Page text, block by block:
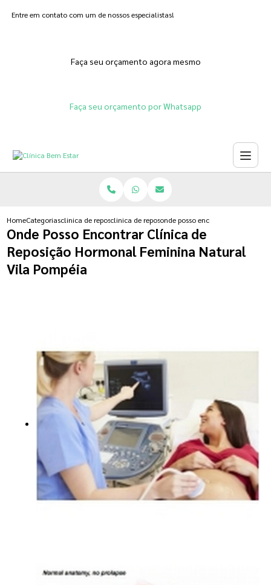
Entre em contato com um de nossos especialistas!
Faça seu orçamento agora mesmo
Faça seu orçamento por Whatsapp
HomeCategoriasclinica de reposicao hormonalclinica de reposicao hormonal que emagrece
onde posso encontrar clinica de
Onde Posso Encontrar Clínica de
Reposição Hormonal Feminina Natural
Vila Pompéia